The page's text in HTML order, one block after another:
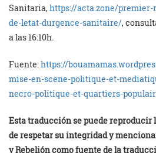
Sanitaria,https://acta.zone/
de-letat-durgence-sanitaire/,
a las 16:10h.
Fuente:https://
mise-en-scene-politique-et-
necro-politique-et-quartiers-
Esta traducción se puede
de respetar su integridad y
y Rebelión como fuente de la